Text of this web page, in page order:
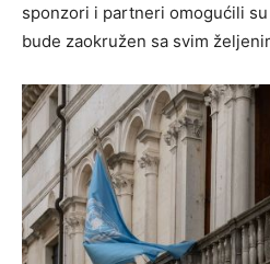
sponzori i partneri omogućili
bude zaokružen sa svim